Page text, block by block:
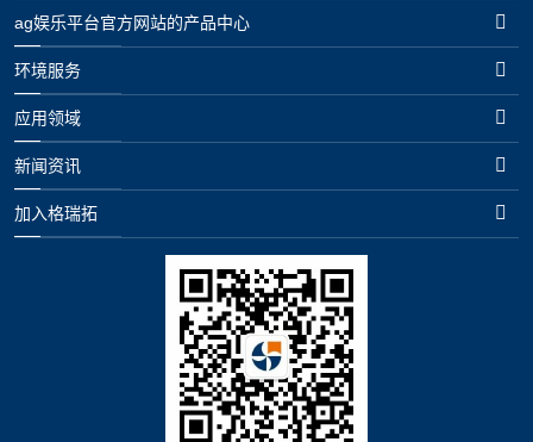
ag娱乐平台官方网站的产品中心
环境服务
应用领域
新闻资讯
加入格瑞拓